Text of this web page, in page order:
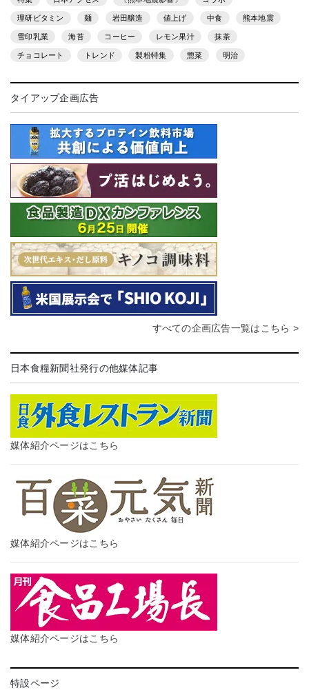
理研ビタミン 麺 岩田醸造 値上げ 中食 熊本地震
雪印乳業 海苔 コーヒー レモン果汁 抹茶
チョコレート トレンド 製粉特集 惣菜 明治
タイアップ企画広告
すべての企画広告一覧はこちら >
日本食糧新聞社発行の他媒体記事
媒体紹介ページはこちら
媒体紹介ページはこちら
媒体紹介ページはこちら
特設ページ